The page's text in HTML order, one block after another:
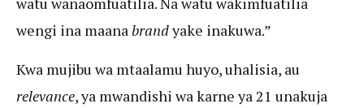
wengi ina maanabrandyake inakuwa.”
Kwa mujibu wa mtaalamu huyo, uhalisia, au
relevance, ya mwandishi wa karne ya 21 unakuja